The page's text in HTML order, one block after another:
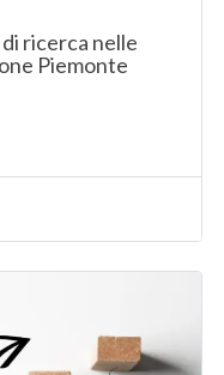
ricerca nelle
Piemonte